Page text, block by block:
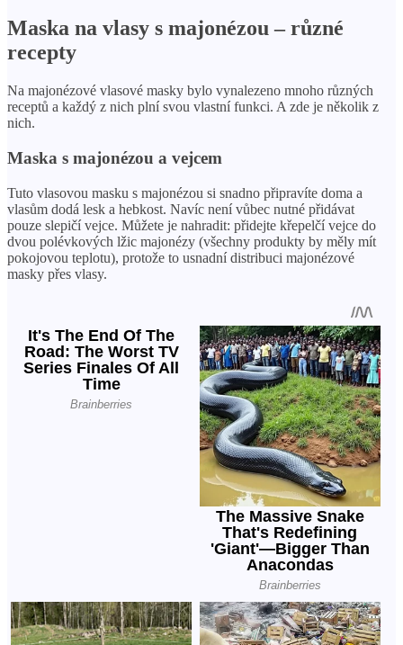
Maska na vlasy s majonézou – různé
recepty
Na majonézové vlasové masky bylo vynalezeno mnoho různých
receptů a každý z nich plní svou vlastní funkci. A zde je několik z
nich.
Maska s majonézou a vejcem
Tuto vlasovou masku s majonézou si snadno připravíte doma a
vlasům dodá lesk a hebkost. Navíc není vůbec nutné přidávat
pouze slepičí vejce. Můžete je nahradit: přidejte křepelčí vejce do
dvou polévkových lžic majonézy (všechny produkty by měly mít
pokojovou teplotu), protože to usnadní distribuci majonézové
masky přes vlasy.